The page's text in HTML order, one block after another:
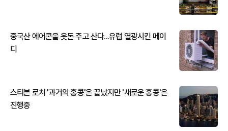
중국산 에어콘을 웃돈 주고 산다...유럽 열광시킨 메이
디
스티븐 로치 '과거의 홍콩'은 끝났지만 '새로운 홍콩'은
진행중